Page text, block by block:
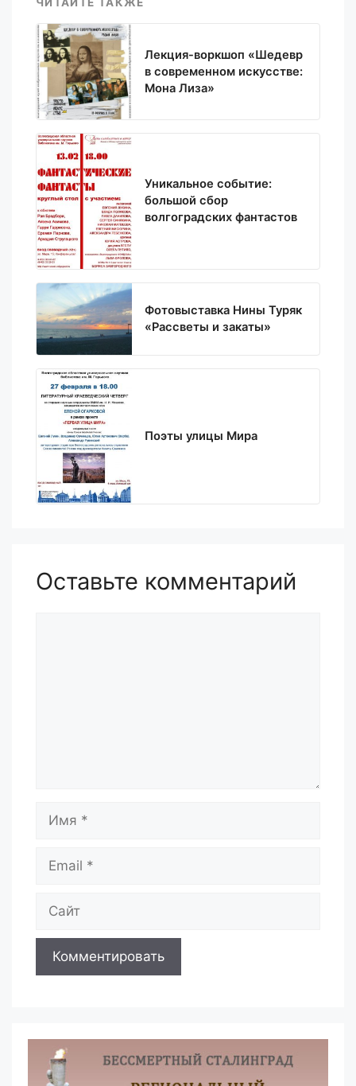
Лекция-воркшоп «Шедевр
в современном искусстве:
Мона Лиза»
Уникальное событие:
большой сбор
волгоградских фантастов
Фотовыставка Нины Туряк
«Рассветы и закаты»
Поэты улицы Мира
Оставьте комментарий